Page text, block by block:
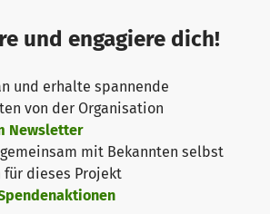
Fähigkeit, selbstständig,
respektvoll mit sich selbst, anderen
einer Gemeinschaft umzugehen.
Anspruch basiert auf der Achtung
und Kaste jedes einzelnen Kindes
sowohl die soziale Entwicklung und
Kinder als auch des Kinderhauses
und engagiere dich!
und erhalte spannende
von der Organisation
Newsletter
mit Bekannten selbst
für dieses Projekt